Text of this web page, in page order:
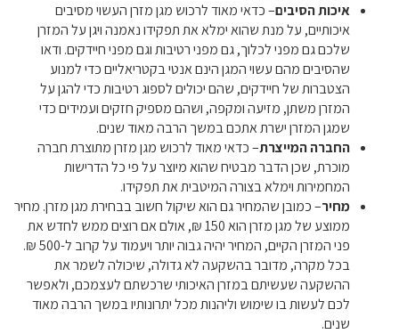
איכות הסיבים– כדאי מאוד לרכוש מגן מזרן העשוי מסיבים
איכותיים, על מנת שהוא ימלא את תפקידו נאמנה ויגן על המזרן
שלכם גם מפני לכלוך, גם מפני רטיבות וגם מפני חיידקים. ודאו
שהסיבים מהם עשוי המגן הינם אנטי בקטריאליים כדי למנוע
הצטברות של חיידקים, שהם יכולים לספוג רטיבות כדי להגן על
המזרן משתן, מזיעה ומקפה, ושהם מספיק חזקים ועמידים כדי
שמגן המזרן ישרת אתכם במשך הרבה מאוד שנים.
החברה המייצרת– כדאי מאוד לרכוש מגן מזרן מתוצרת חברה
מוכרת, שכן הדבר מבטיח שהוא מיוצר על פי כל הדרישות
המחמירות וימלא בצורה המיטבית את תפקידו.
מחיר– כמובן שהמחיר גם הוא שיקול חשוב בבחירת מגן מזרן. מחיר
ממוצע של מגן מזרן הוא 150 ₪, אולם אם רוצים ממש לחדש את
פני המזרן הקיים, המחיר יהיה גבוה יותר ויעמוד על קרוב ל-500 ₪.
בכל מקרה, מדובר בהשקעה לא גדולה, שיכולה לשמר את
ההשקעה שעשיתם במזרן האיכותי שרכשתם לעצמכם, ולאפשר
לכם לעשות בו שימוש וליהנות מכל יתרונותיו במשך הרבה מאוד
שנים.